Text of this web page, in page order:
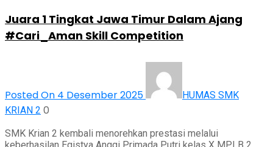
Juara 1 Tingkat Jawa Timur Dalam Ajang
#Cari_Aman Skill Competition
Posted On 4 Desember 2025
HUMAS SMK
KRIAN 2 0
SMK Krian 2 kembali menorehkan prestasi melalui